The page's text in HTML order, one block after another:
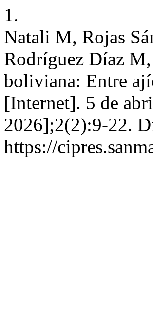
1.
Natali M, Rojas
Rodríguez Díaz
boliviana: Entre
[Internet]. 5 de
2026];2(2):9-22.
https://